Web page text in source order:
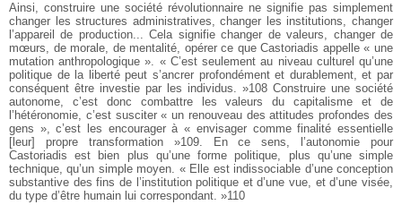
Ainsi, construire une société révolutionnaire ne signifie pas simplement
changer les structures administratives, changer les institutions, changer
l’appareil de production... Cela signifie changer de valeurs, changer de
mœurs, de morale, de mentalité, opérer ce que Castoriadis appelle « une
mutation anthropologique ». « C’est seulement au niveau culturel qu’une
politique de la liberté peut s’ancrer profondément et durablement, et par
conséquent être investie par les individus. »108 Construire une société
autonome, c’est donc combattre les valeurs du capitalisme et de
l’hétéronomie, c’est susciter « un renouveau des attitudes profondes des
gens », c’est les encourager à « envisager comme finalité essentielle
[leur] propre transformation »109. En ce sens, l’autonomie pour
Castoriadis est bien plus qu’une forme politique, plus qu’une simple
technique, qu’un simple moyen. « Elle est indissociable d’une conception
substantive des fins de l’institution politique et d’une vue, et d’une visée,
du type d’être humain lui correspondant. »110